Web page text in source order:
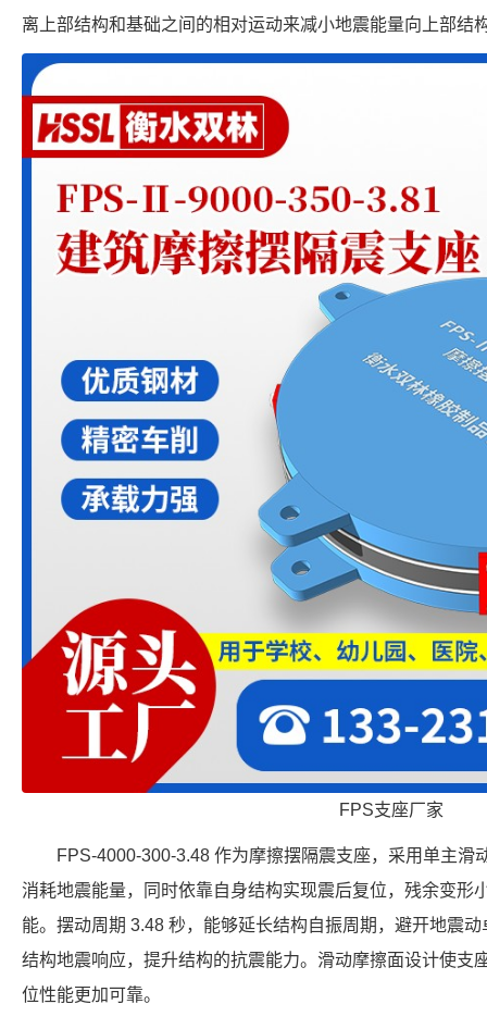
离上部结构和基础之间的相对运动来减小地震能量向上部结
FPS支座厂家
FPS-4000-300-3.48 作为摩擦摆隔震支座，采用单主滑
消耗地震能量，同时依靠自身结构实现震后复位，残余变形
能。摆动周期 3.48 秒，能够延长结构自振周期，避开地震
结构地震响应，提升结构的抗震能力。滑动摩擦面设计使支
位性能更加可靠。